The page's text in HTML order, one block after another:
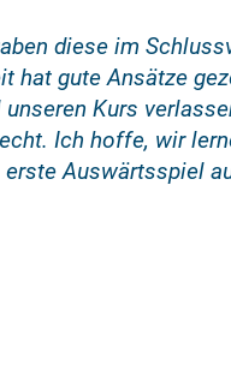
diese im
hat gute Ansätze
Kurs
Ich hoffe, wir
Auswärtsspiel